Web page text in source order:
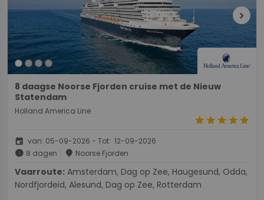
chevron_right
8 daagse Noorse Fjorden cruise met de Nieuw
Statendam
Holland America Line
starstarstarstarstar
event van: 05-09-2026 - Tot: 12-09-2026
schedule 8 dagen place Noorse Fjorden
Vaarroute:
Nordfjordeid, Alesund, Dag op Zee, Rotterdam